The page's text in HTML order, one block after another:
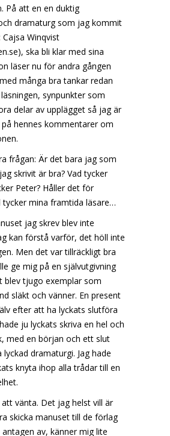
På att en en duktig
dramaturg som jag kommit
Winqvist
), ska bli klar med sina
läser nu för andra gången
många bra tankar redan
synpunkter som
delar av upplägget så jag är
hennes kommentarer om
frågan: Är det bara jag som
skrivit är bra? Vad tycker
Peter? Håller det för
tycker mina framtida läsare…
jag skrev blev inte
kan förstå varför, det höll inte
Men det var tillräckligt bra
ge mig på en självutgivning
blev tjugo exemplar som
släkt och vänner. En present
efter att ha lyckats slutföra
ju lyckats skriva en hel och
med en början och ett slut
lyckad dramaturgi. Jag hade
knyta ihop alla trådar till en
vänta. Det jag helst vill är
skicka manuset till de förlag
av, känner mig lite